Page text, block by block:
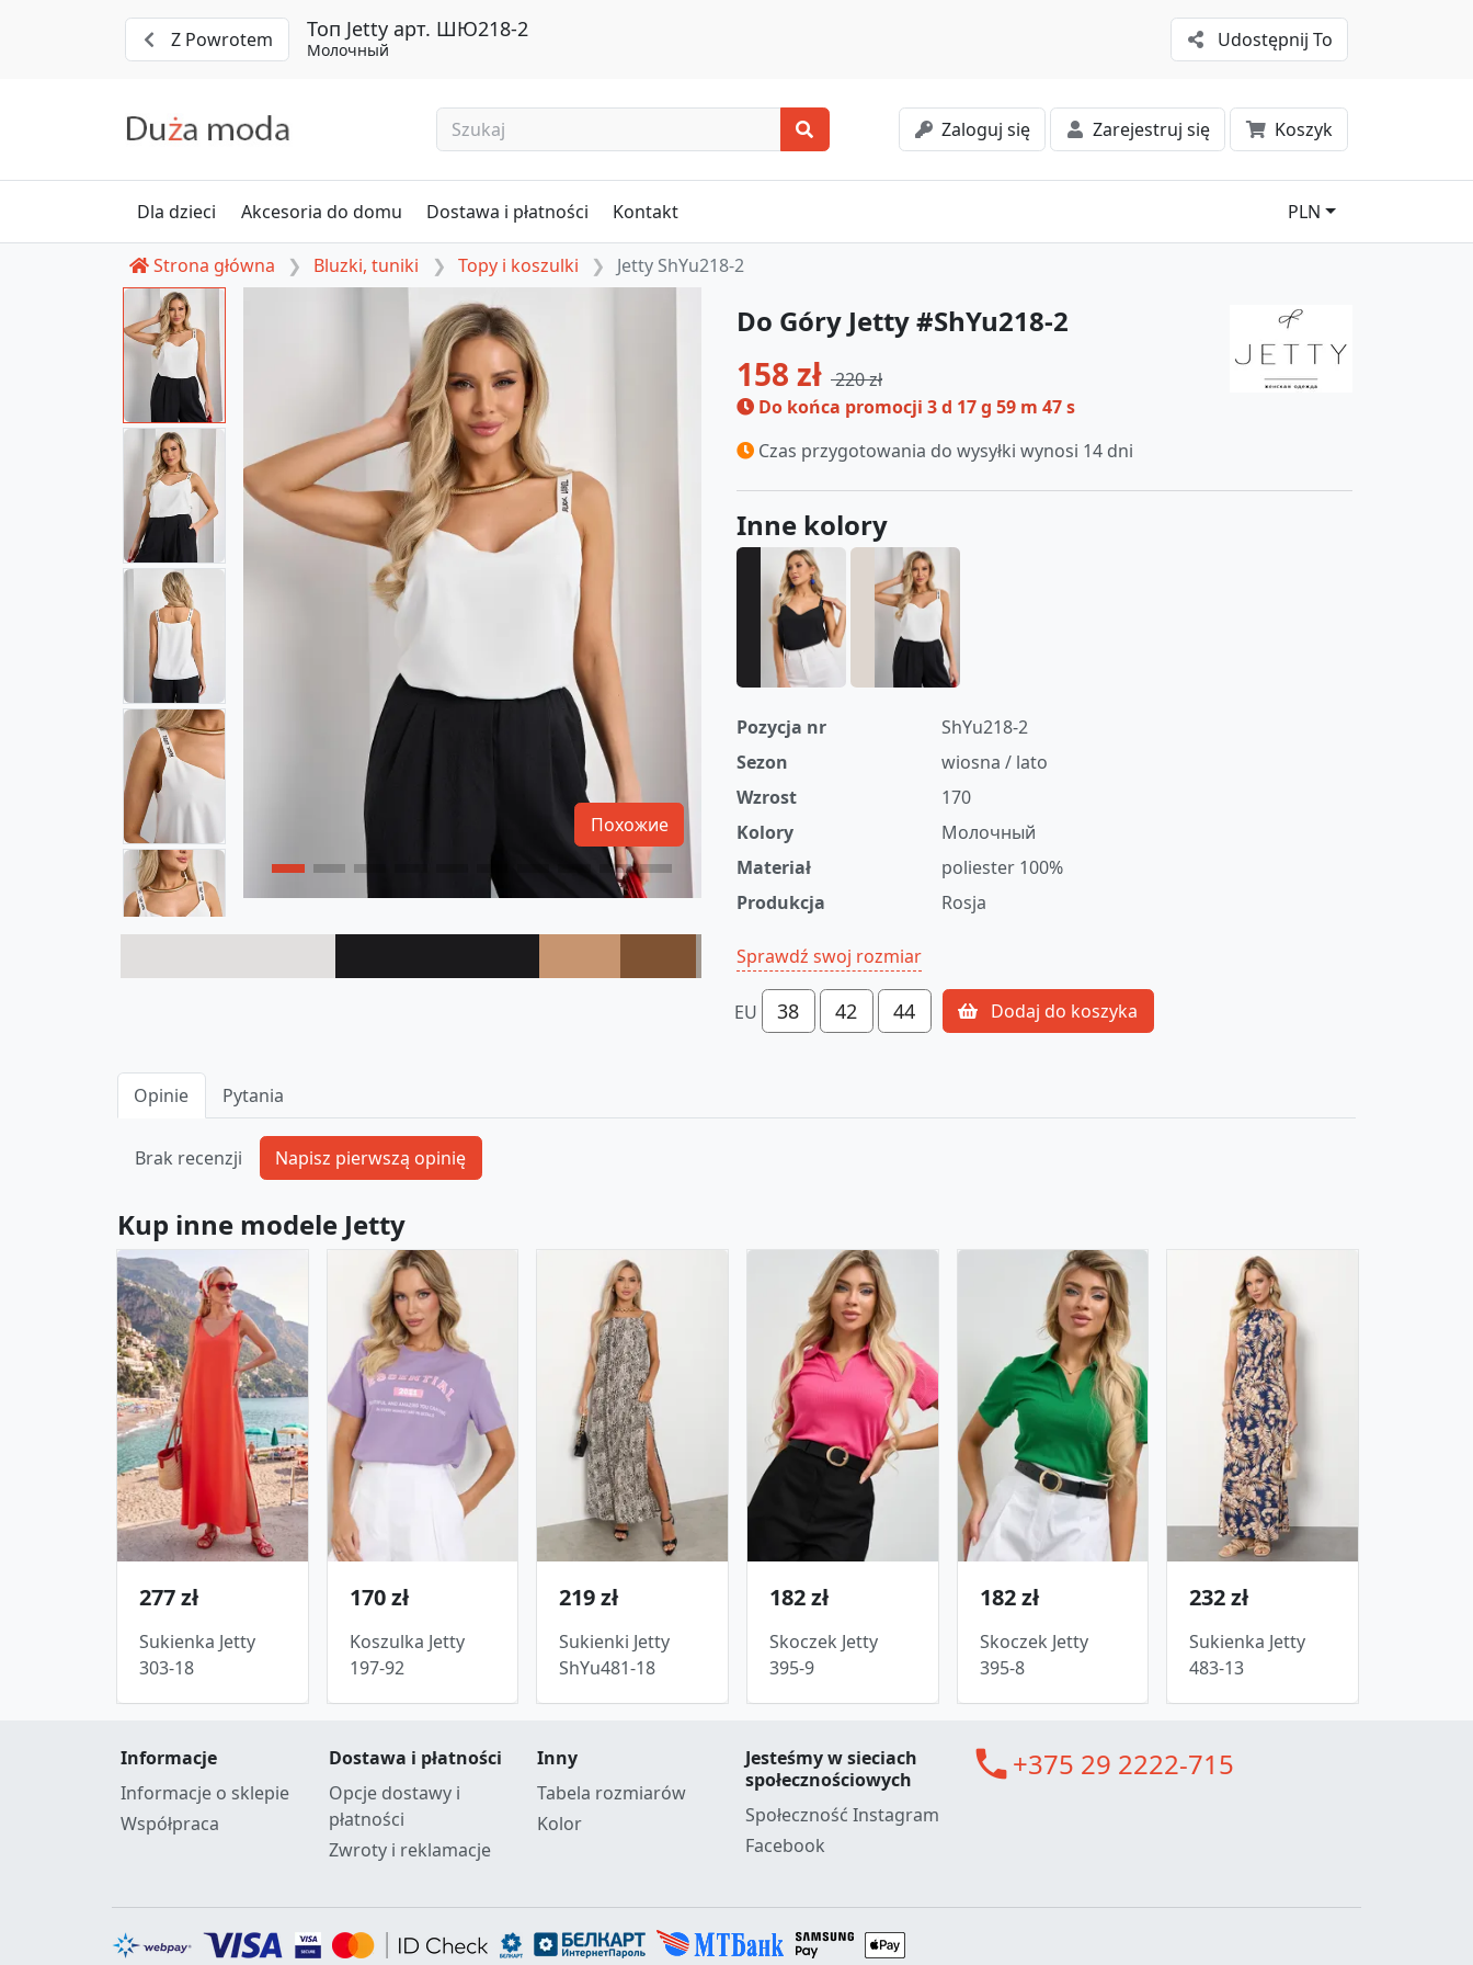
Z Powrotem Топ Jetty арт. ШЮ218-2
Молочный Udostępnij To
Zaloguj się Zarejestruj się Koszyk
Dla dzieci Akcesoria do domu Dostawa i płatności Kontakt PLN
Strona główna Bluzki, tuniki Topy i koszulki Jetty ShYu218-2
Похожие
Do Góry Jetty #ShYu218-2
158 zł 220 zł
Do końca promocji 3 d 17 g 59 m 47 s
Czas przygotowania do wysyłki wynosi 14 dni
Inne kolory
Pozycja nr
ShYu218-2
Sezon
wiosna / lato
Wzrost
170
Kolory
Молочный
Materiał
poliester 100%
Produkcja
Rosja
Sprawdź swoj rozmiar
EU 38 42 44 Dodaj do koszyka
Opinie Pytania
Brak recenzji
Kup inne modele Jetty
277 zł
Sukienka Jetty
303-18
170 zł
Koszulka Jetty
197-92
219 zł
Sukienki Jetty
ShYu481-18
182 zł
Skoczek Jetty
395-9
182 zł
Skoczek Jetty
395-8
232 zł
Sukienka Jetty
483-13
Informacje
Informacje o sklepie
Współpraca
Dostawa i płatności
Opcje dostawy i
płatności
Zwroty i reklamacje
Inny
Tabela rozmiarów
Kolor
Jesteśmy w sieciach
społecznościowych
Społeczność Instagram
Facebook
call+375 29 2222-715